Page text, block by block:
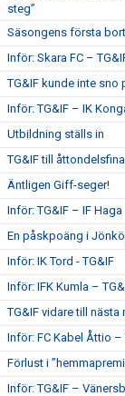
steg”
Säsongens första
Inför: Skara FC –
TG&IF kunde inte sno
Inför: TG&IF – IK
Utbildning ställs in
TG&IF till
Äntligen Giff-seger!
Inför: TG&IF – IF Haga
En påskpoäng i
Inför: IK Tord - TG&IF
Inför: IFK Kumla –
TG&IF vidare till
Inför: FC Kabel Åttio –
Förlust i
Inför: TG&IF –